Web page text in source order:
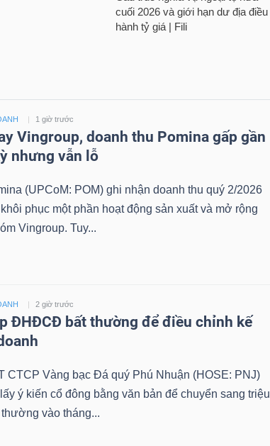
1 giờ trước
Vingroup, doanh thu Pomina gấp gần
nhưng vẫn lỗ
(UPCoM: POM) ghi nhận doanh thu quý 2/2026
phục một phần hoạt động sản xuất và mở rộng
Vingroup. Tuy...
2 giờ trước
ĐHĐCĐ bất thường để điều chỉnh kế
CTCP Vàng bạc Đá quý Phú Nhuận (HOSE: PNJ)
ý kiến cổ đông bằng văn bản để chuyển sang triệu
vào tháng...